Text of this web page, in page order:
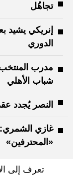
تجاهُل
إنريكي يشيد
الدوري
مدرب المنتخب
شباب الأهلي
النصر يُجدد
غازي الشمري:
«المحترفين»
تعرف إلى